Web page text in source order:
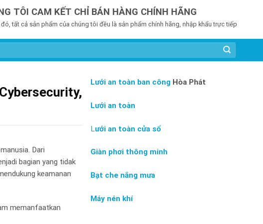
TÔI CAM KẾT CHỈ BÁN HÀNG CHÍNH HÃNG
tất cả sản phẩm của chúng tôi đều là sản phẩm chính hãng, nhập khẩu trực tiếp
Dari
bagian yang tidak
keamanan
memanfaatkan
Lưới an toàn ban công Hòa Phát
Lưới an toàn
Lưới an toàn cửa sổ
Giàn phơi thông minh
Bạt che nắng mưa
Máy nén khí